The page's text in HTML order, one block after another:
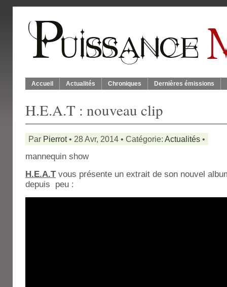
Accueil Actualités Chroniques Dernières émissions
H.E.A.T : nouveau clip
Par Pierrot• 28 Avr, 2014 • Catégorie: Actualités •
mannequin show
H.E.A.Tvous présente un extrait de son nouvel
depuis peu :